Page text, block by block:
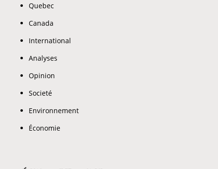
Quebec
Canada
International
Analyses
Opinion
Societé
Environnement
Économie